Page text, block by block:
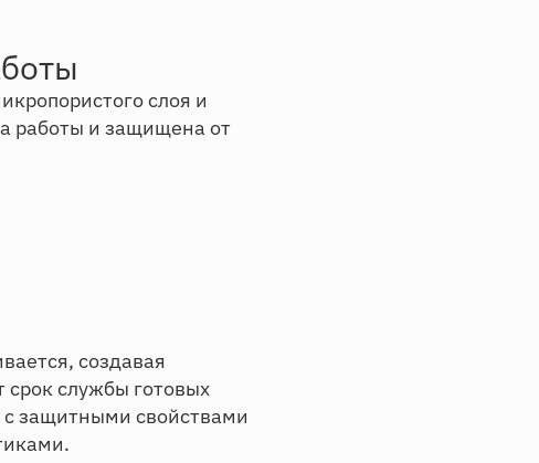
слоя и
работы и защищена от
создавая
срок службы готовых
защитными свойствами